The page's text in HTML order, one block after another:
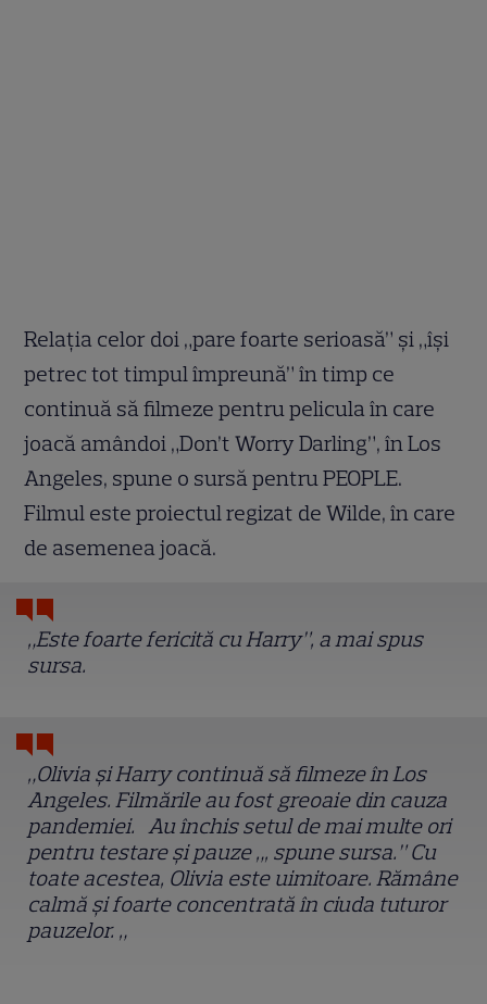
Relația celor doi „pare foarte serioasă” și „își
petrec tot timpul împreună” în timp ce
continuă să filmeze pentru pelicula în care
joacă amândoi „Don’t Worry Darling”, în Los
Angeles, spune o sursă pentru PEOPLE.
Filmul este proiectul regizat de Wilde, în care
de asemenea joacă.
„Este foarte fericită cu Harry”, a mai spus
sursa.
„Olivia și Harry continuă să filmeze în Los
Angeles. Filmările au fost greoaie din cauza
pandemiei. Au închis setul de mai multe ori
pentru testare și pauze „, spune sursa.” Cu
toate acestea, Olivia este uimitoare. Rămâne
calmă și foarte concentrată în ciuda tuturor
pauzelor. „